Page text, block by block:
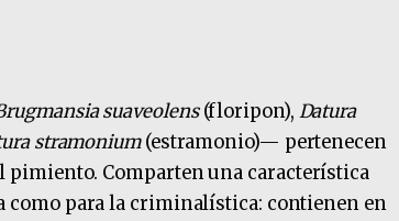
suaveolens(floripon), Datura
stramonium(estramonio)— pertenecen
pimiento. Comparten una característica
como para la criminalística: contienen en